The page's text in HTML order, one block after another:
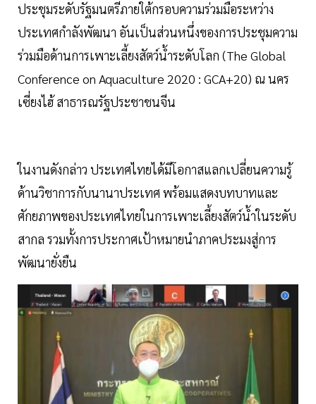
ประชุมระดับรัฐมนตรีภายใต้กรอบความร่วมมือระหว่าง
ประเทศกำลังพัฒนา อันเป็นส่วนหนึ่งของการประชุมความ
ร่วมมือด้านการเพาะเลี้ยงสัตว์น้ำระดับโลก (The Global
Conference on Aquaculture 2020 : GCA+20) ณ นคร
เซี่ยงไฮ้ สาธารณรัฐประชาชนจีน
ในงานดังกล่าว ประเทศไทยได้มีโอกาสแลกเปลี่ยนความรู้
ด้านวิชาการกับนานาประเทศ พร้อมแสดงบทบาทและ
ศักยภาพของประเทศไทยในการเพาะเลี้ยงสัตว์น้ำในระดับ
สากล รวมทั้งการประกาศเป้าหมายนำภาคประมงสู่การ
พัฒนายั่งยืน